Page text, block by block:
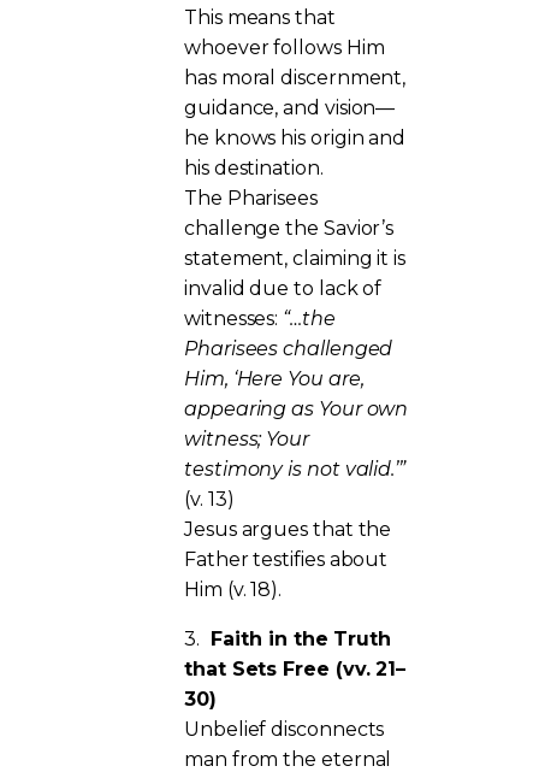
This means that
whoever follows Him
has moral discernment,
guidance, and vision—
he knows his origin and
his destination.
The Pharisees
challenge the Savior’s
statement, claiming it is
invalid due to lack of
witnesses: “…the
Pharisees challenged
Him, ‘Here You are,
appearing as Your own
witness; Your
testimony is not valid.’”
(v. 13)
Jesus argues that the
Father testifies about
Him (v. 18).
3. Faith in the Truth
that Sets Free (vv. 21–
30)
Unbelief disconnects
man from the eternal